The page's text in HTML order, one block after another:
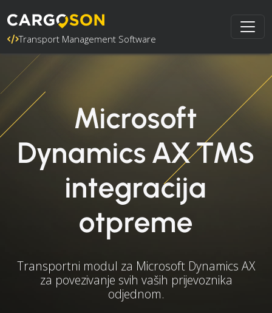
Transport Management Software
Microsoft
Dynamics AX TMS
integracija
otpreme
Transportni modul za Microsoft Dynamics AX
za povezivanje svih vaših prijevoznika
odjednom.